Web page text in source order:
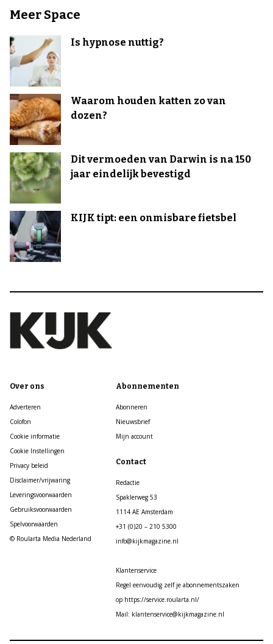
Meer Space
Is hypnose nuttig?
Waarom houden katten zo van
dozen?
Dit vermoeden van Darwin is na 150
jaar eindelijk bevestigd
KIJK tipt: een onmisbare fietsbel
Over ons
Adverteren
Colofon
Cookie informatie
Cookie Instellingen
Privacy beleid
Disclaimer/vrijwaring
Leveringsvoorwaarden
Gebruiksvoorwaarden
Spelvoorwaarden
© Roularta Media Nederland
Abonnementen
Abonneren
Nieuwsbrief
Mijn account
Contact
Redactie
Spaklerweg 53
1114 AE Amsterdam
+31 (0)20 – 210 5300
info@kijkmagazine.nl
Klantenservice
Regel eenvoudig zelf je abonnementszaken
op https://service.roularta.nl/
Mail: klantenservice@kijkmagazine.nl